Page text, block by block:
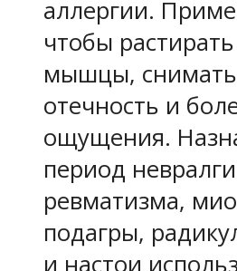
аллергии.
чтобы
мышцы, снимать
отечность и
ощущения.
период
ревматизма,
подагры,
и настои